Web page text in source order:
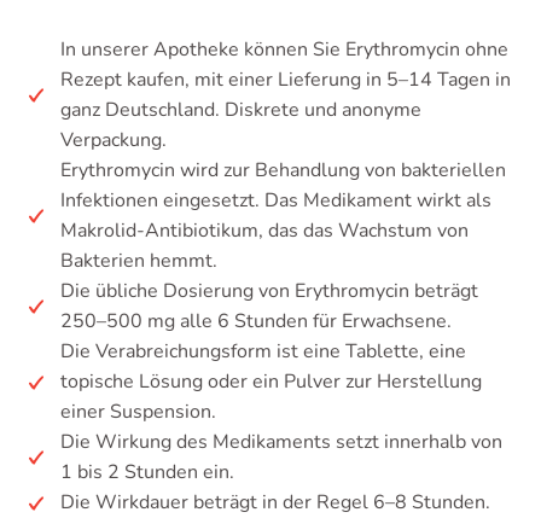
In unserer Apotheke können Sie Erythromycin ohne
Rezept kaufen, mit einer Lieferung in 5–14 Tagen in
ganz Deutschland. Diskrete und anonyme
Verpackung.
Erythromycin wird zur Behandlung von bakteriellen
Infektionen eingesetzt. Das Medikament wirkt als
Makrolid-Antibiotikum, das das Wachstum von
Bakterien hemmt.
Die übliche Dosierung von Erythromycin beträgt
250–500 mg alle 6 Stunden für Erwachsene.
Die Verabreichungsform ist eine Tablette, eine
topische Lösung oder ein Pulver zur Herstellung
einer Suspension.
Die Wirkung des Medikaments setzt innerhalb von
1 bis 2 Stunden ein.
Die Wirkdauer beträgt in der Regel 6–8 Stunden.